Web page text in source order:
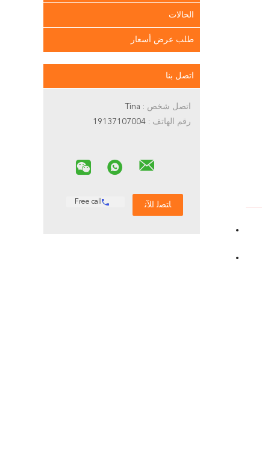
الحالات
طلب عرض أسعار
اتصل بنا
اتصل شخص :
رقم الهاتف :
Free call